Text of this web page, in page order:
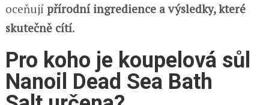
oceňují přírodní ingredience a výsledky, které
skutečně cítí.
Pro koho je koupelová sůl
Nanoil Dead Sea Bath